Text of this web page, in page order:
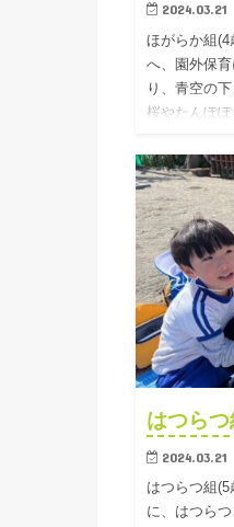
2024.03.21
ほがらか組(4
へ、園外保
り、青空の
桜やたんぽ
はつら
2024.03.21
はつらつ組
に、はつら